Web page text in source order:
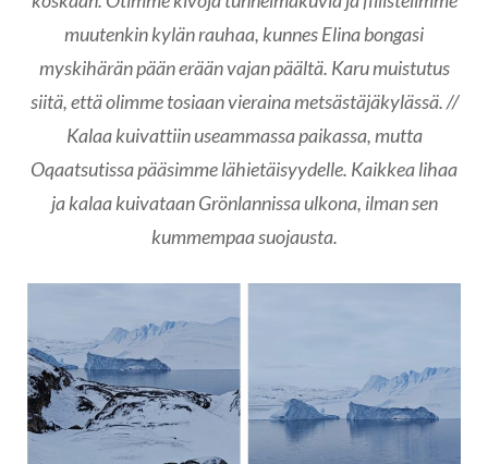
muutenkin kylän rauhaa, kunnes Elina bongasi
myskihärän pään erään vajan päältä. Karu muistutus
siitä, että olimme tosiaan vieraina metsästäjäkylässä. //
Kalaa kuivattiin useammassa paikassa, mutta
Oqaatsutissa pääsimme lähietäisyydelle. Kaikkea lihaa
ja kalaa kuivataan Grönlannissa ulkona, ilman sen
kummempaa suojausta.